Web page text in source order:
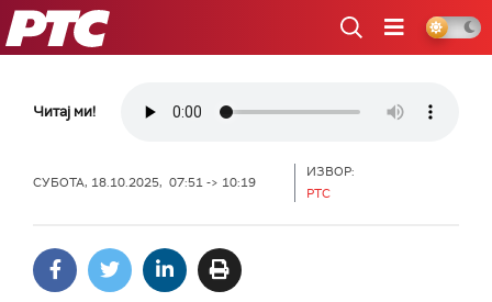
РТС
Читај ми!
СУБОТА, 18.10.2025, 07:51 -> 10:19
ИЗВОР:
РТС